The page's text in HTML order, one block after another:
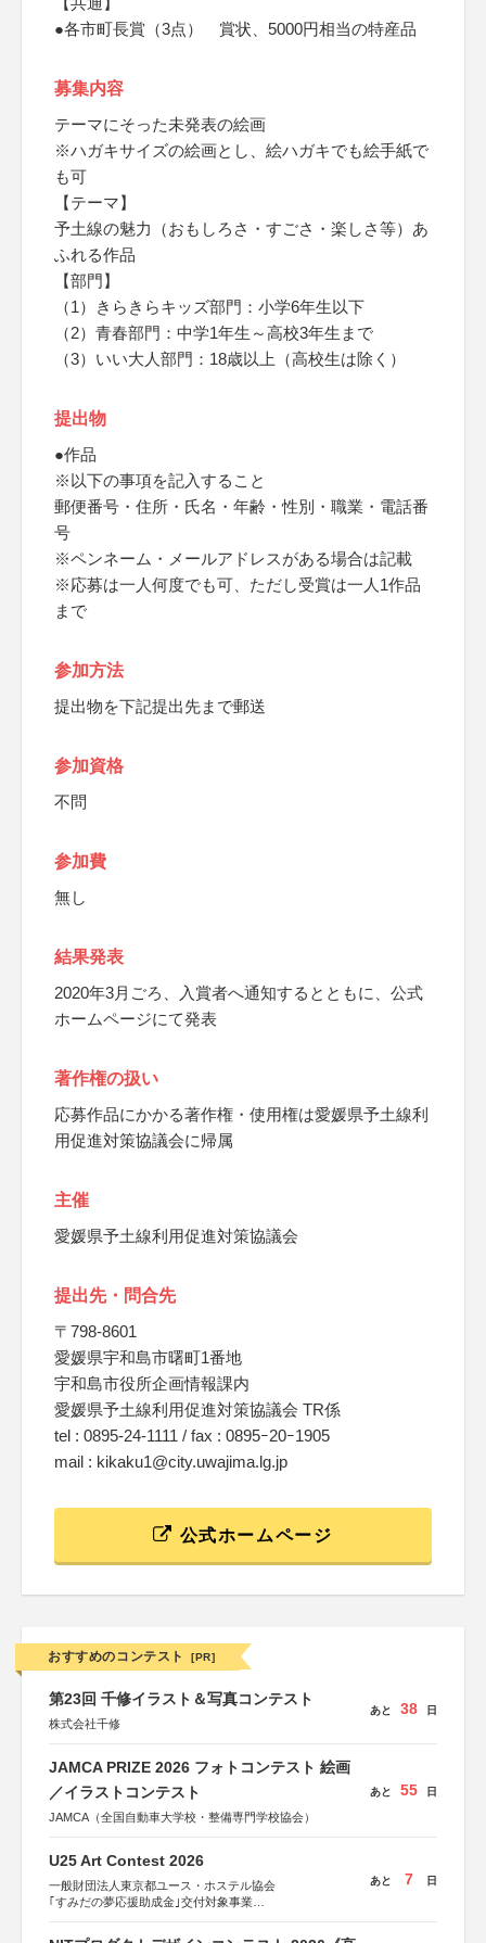
●各市町長賞（3点） 賞状、5000円相当の特産品
募集内容
テーマにそった未発表の絵画
※ハガキサイズの絵画とし、絵ハガキでも絵手紙で
も可
【テーマ】
予土線の魅力（おもしろさ・すごさ・楽しさ等）あ
ふれる作品
【部門】
（1）きらきらキッズ部門：小学6年生以下
（2）青春部門：中学1年生～高校3年生まで
（3）いい大人部門：18歳以上（高校生は除く）
提出物
●作品
※以下の事項を記入すること
郵便番号・住所・氏名・年齢・性別・職業・電話番
号
※ペンネーム・メールアドレスがある場合は記載
※応募は一人何度でも可、ただし受賞は一人1作品
まで
参加方法
提出物を下記提出先まで郵送
参加資格
不問
参加費
無し
結果発表
2020年3月ごろ、入賞者へ通知するとともに、公式
ホームページにて発表
著作権の扱い
応募作品にかかる著作権・使用権は愛媛県予土線利
用促進対策協議会に帰属
主催
愛媛県予土線利用促進対策協議会
提出先・問合先
〒798-8601
愛媛県宇和島市曙町1番地
宇和島市役所企画情報課内
愛媛県予土線利用促進対策協議会 TR係
tel : 0895-24-1111 / fax : 0895ｰ20ｰ1905
mail : kikaku1@city.uwajima.lg.jp
公式ホームページ
おすすめのコンテスト [PR]
第23回 千修イラスト＆写真コンテスト
株式会社千修
あと 38 日
JAMCA PRIZE 2026 フォトコンテスト 絵画
／イラストコンテスト
JAMCA（全国自動車大学校・整備専門学校協会）
あと 55 日
U25 Art Contest 2026
一般財団法人東京都ユース・ホステル協会
｢すみだの夢応援助成金｣交付対象事業
あと 7 日